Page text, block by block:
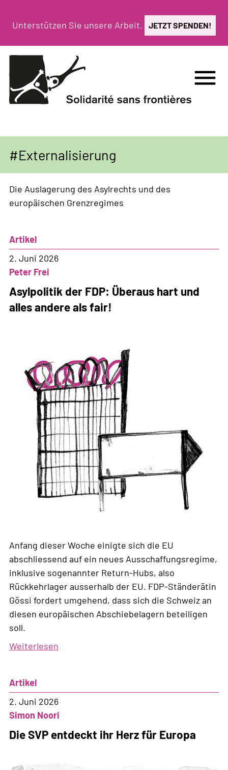
zumUnterstützen Sie unsere Arbeit. JETZT SPENDEN!
menu
Externalisierung
Die Auslagerung des Asylrechts und des
europäischen Grenzregimes
Artikel
2. Juni 2026
Peter Frei
Asylpolitik der FDP: Überaus hart und
alles andere als fair!
Anfang dieser Woche einigte sich die EU
abschliessend auf ein neues Ausschaffungsregime,
inklusive sogenannter Return-Hubs, also
Rückkehrlager ausserhalb der EU. FDP-Ständerätin
Gössi fordert umgehend, dass sich die Schweiz an
diesen europäischen Abschiebelagern beteiligen
soll.
Weiterlesen
hart
und
alles
Artikel
2. Juni 2026
Simon Noori
Die SVP entdeckt ihr Herz für Europa